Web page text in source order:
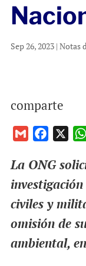
Sep 26, 2023| Notas
comparte
a
i
c
e
b
o
o
k
La ONG
civiles y
omisión de
ambiental,